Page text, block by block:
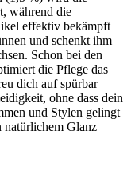
während die
effektiv bekämpft
und schenkt ihm
Schon bei den
die Pflege das
dich auf spürbar
ohne dass dein
und Stylen gelingt
natürlichem Glanz